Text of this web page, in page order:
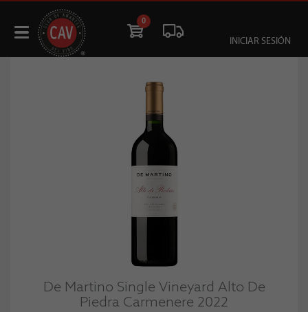
0
INICIAR SESIÓN
De Martino Single Vineyard Alto De
Piedra Carmenere 2022